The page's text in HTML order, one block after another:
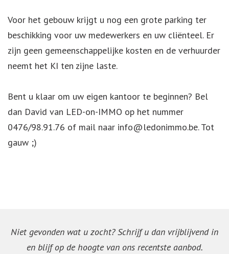
Voor het gebouw krijgt u nog een grote parking ter
beschikking voor uw medewerkers en uw cliënteel. Er
zijn geen gemeenschappelijke kosten en de verhuurder
neemt het KI ten zijne laste.
Bent u klaar om uw eigen kantoor te beginnen? Bel
dan David van LED-on-IMMO op het nummer
0476/98.91.76 of mail naar info@ledonimmo.be. Tot
gauw ;)
Niet gevonden wat u zocht? Schrijf u dan vrijblijvend in
en blijf op de hoogte van ons recentste aanbod.